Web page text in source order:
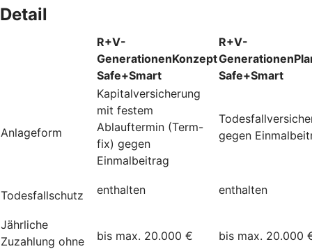
Detail
R+V-
GenerationenKonzept
Safe+Smart
R+V-
Safe+Smart
Anlageform
Kapitalversicherung
mit festem
Ablauftermin (Term-
fix) gegen
Einmalbeitrag
gegen
Todesfallschutz enthalten enthalten
Jährliche
Zuzahlung ohne
bis max. 20.000 € bis max. 20.000